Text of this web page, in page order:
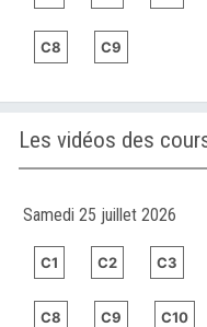
C8 C9
Samedi 25 juillet 2026
C1 C2 C3
C8 C9 C10